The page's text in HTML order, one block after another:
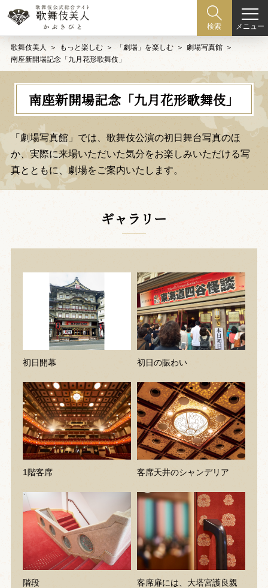
検索 メニュー
歌舞伎美人 もっと楽しむ 「劇場」を楽しむ
劇場写真館
南座新開場記念「九月花形歌舞伎」
南座新開場記念「九月花形歌舞伎」
「劇場写真館」では、歌舞伎公演の初日舞台写真のほ
か、実際に来場いただいた気分をお楽しみいただける写
真とともに、劇場をご案内いたします。
ギャラリー
初日開幕 初日の賑わい
1階客席 客席天井のシャンデリア
階段
客席扉には、大塔宮護良親